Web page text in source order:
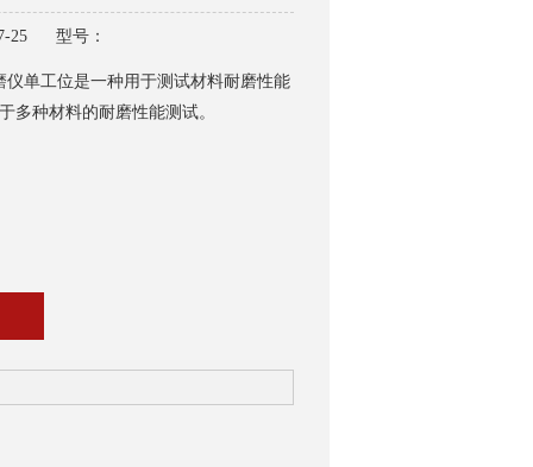
25 型号：
仪单工位是一种用于测试材料耐磨性能
多种材料的耐磨性能测试。